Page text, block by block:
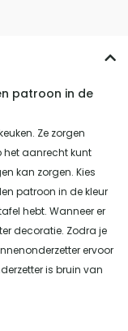
patroon in de
Ze zorgen
het aanrecht kunt
kan zorgen. Kies
patroon in de kleur
hebt. Wanneer er
decoratie. Zodra je
ervoor
is bruin van